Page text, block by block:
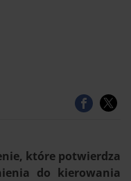
które potwierdza
do kierowania